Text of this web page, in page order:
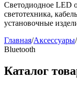
Светодиодное LED
светотехника,
установочные
Главная/Аксессуары/
Bluetooth
Каталог